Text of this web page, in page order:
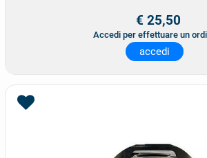
€ 25,50
Accedi per effettuare un
accedi